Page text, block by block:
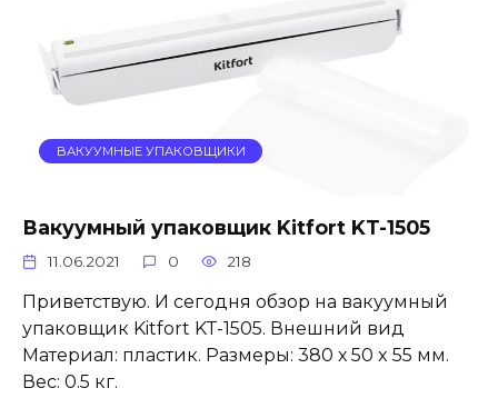
ВАКУУМНЫЕ УПАКОВЩИКИ
Вакуумный упаковщик Kitfort KT-1505
11.06.2021 0 218
Приветствую. И сегодня обзор на вакуумный
упаковщик Kitfort KT-1505. Внешний вид
Материал: пластик. Размеры: 380 х 50 x 55 мм.
Вес: 0.5 кг.